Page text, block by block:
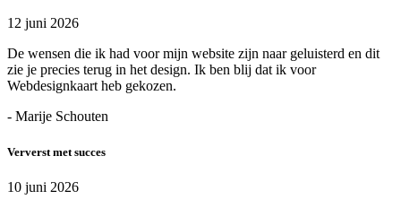
12 juni 2026
De wensen die ik had voor mijn website zijn naar geluisterd en dit
zie je precies terug in het design. Ik ben blij dat ik voor
Webdesignkaart heb gekozen.
- Marije Schouten
Ververst met succes
10 juni 2026